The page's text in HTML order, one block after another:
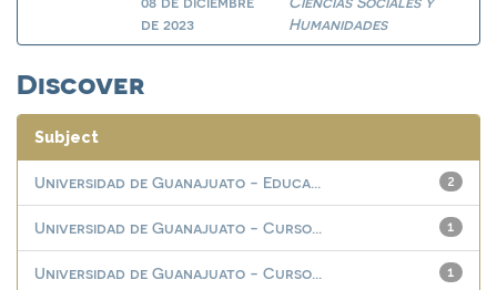
de 2023
Humanidades
Discover
Subject
2
Universidad de Guanajuato - Educa...
1
Universidad de Guanajuato - Curso...
1
Universidad de Guanajuato - Curso...